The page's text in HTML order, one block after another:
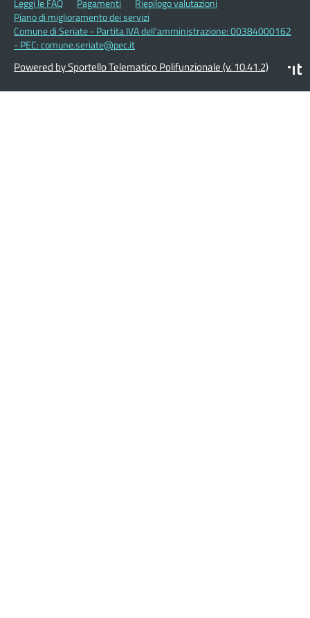
Leggi le FAQ Pagamenti
Riepilogo valutazioni
Piano di miglioramento dei servizi
Comune di Seriate - Partita IVA dell'amministrazione: 00384000162
- PEC: comune.seriate@pec.it
Powered by Sportello Telematico Polifunzionale (v. 10.41.2)